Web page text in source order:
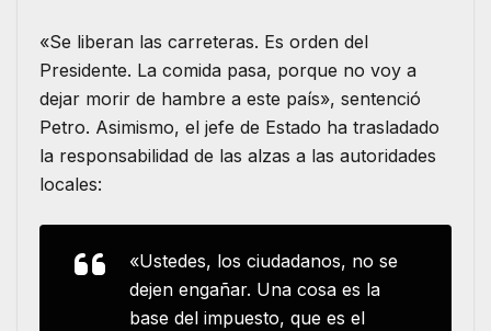
«Se liberan las carreteras. Es orden del
Presidente. La comida pasa, porque no voy a
dejar morir de hambre a este país», sentenció
Petro. Asimismo, el jefe de Estado ha trasladado
la responsabilidad de las alzas a las autoridades
locales:
«Ustedes, los ciudadanos, no se
dejen engañar. Una cosa es la
base del impuesto, que es el